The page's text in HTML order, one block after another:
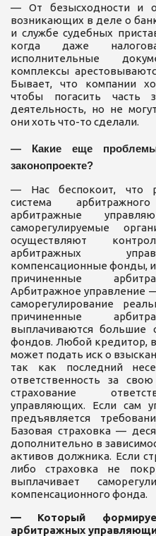
— От безысходности и
возникающих в деле о
и службе судебных
когда даже
исполнительные
комплексы
Бывает, что компании
чтобы погасить часть
деятельность, но не
они хоть что-то сделали.
— Какие еще
законопроекте?
— Нас беспокоит, что
система
арбитражные
саморегулируемые
осуществляют
арбитражных
компенсационные фонды,
причиненные
Арбитражное управление
саморегулирование
причиненные
выплачиваются большие
фондов. Любой кредитор,
может подать иск о
так как последний
ответственность за
страхование
управляющих. Если сам
предъявляется
Базовая страховка —
дополнительно в
активов должника. Если
либо страховка не
выплачивает
компенсационного фонда.
— Который
арбитражных